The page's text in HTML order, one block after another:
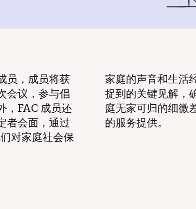
员，成员将获
会议，参与倡
，FAC 成员还
者会面，通过
对家庭社会保
家庭的声音和生活
捉到的关键见解，
庭无家可归的细微
的服务提供。